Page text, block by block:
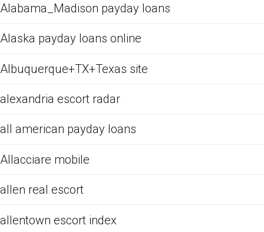
Alabama_Madison payday loans
Alaska payday loans online
Albuquerque+TX+Texas site
alexandria escort radar
all american payday loans
Allacciare mobile
allen real escort
allentown escort index